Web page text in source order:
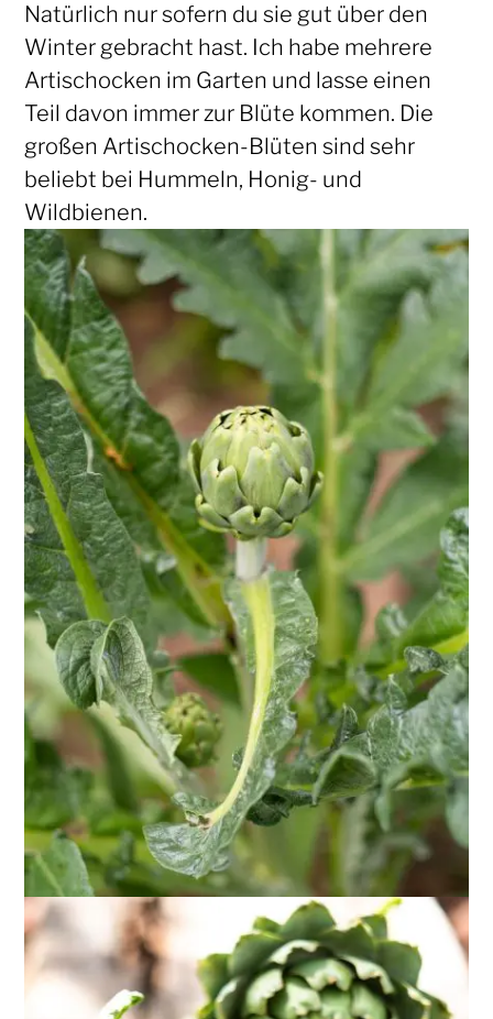
Natürlich nur sofern du sie gut über den
Winter gebracht hast. Ich habe mehrere
Artischocken im Garten und lasse einen
Teil davon immer zur Blüte kommen. Die
großen Artischocken-Blüten sind sehr
beliebt bei Hummeln, Honig- und
Wildbienen.